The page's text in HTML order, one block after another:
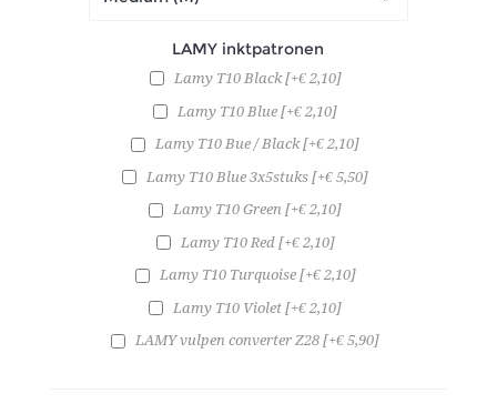
LAMY inktpatronen
Lamy T10 Black [+€ 2,10]
Lamy T10 Blue [+€ 2,10]
Lamy T10 Bue / Black [+€ 2,10]
Lamy T10 Blue 3x5stuks [+€ 5,50]
Lamy T10 Green [+€ 2,10]
Lamy T10 Red [+€ 2,10]
Lamy T10 Turquoise [+€ 2,10]
Lamy T10 Violet [+€ 2,10]
LAMY vulpen converter Z28 [+€ 5,90]